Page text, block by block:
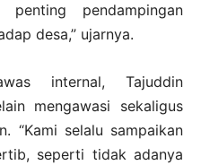
penting pendampingan
desa,” ujarnya.
internal, Tajuddin
mengawasi sekaligus
“Kami selalu sampaikan
seperti tidak adanya